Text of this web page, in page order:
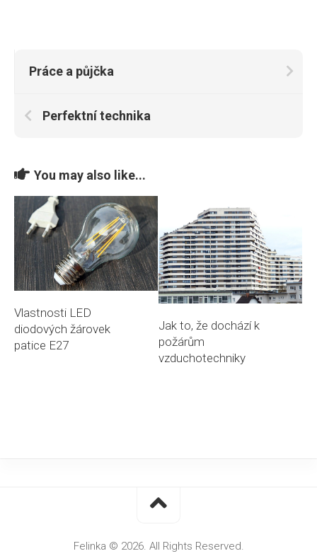
Práce a půjčka
Perfektní technika
You may also like...
Vlastnosti LED
diodových žárovek
patice E27
Jak to, že dochází k
požárům
vzduchotechniky
Felinka © 2026. All Rights Reserved.